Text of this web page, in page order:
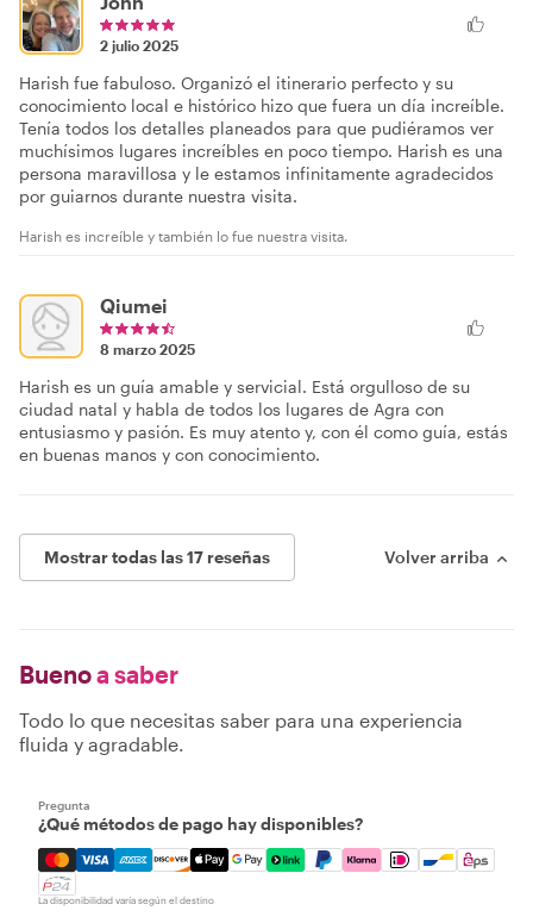
2 julio 2025
Harish fue fabuloso. Organizó el itinerario perfecto y su
conocimiento local e histórico hizo que fuera un día increíble.
Tenía todos los detalles planeados para que pudiéramos ver
muchísimos lugares increíbles en poco tiempo. Harish es una
persona maravillosa y le estamos infinitamente agradecidos
por guiarnos durante nuestra visita.
Harish es increíble y también lo fue nuestra visita.
Qiumei
8 marzo 2025
Harish es un guía amable y servicial. Está orgulloso de su
ciudad natal y habla de todos los lugares de Agra con
entusiasmo y pasión. Es muy atento y, con él como guía, estás
en buenas manos y con conocimiento.
Mostrar todas las 17 reseñas Volver arriba
Buenoa saber
Todo lo que necesitas saber para una experiencia
fluida y agradable.
Pregunta
¿Qué métodos de pago hay disponibles?
Mastercard, Visa, Amex, Discover, Apple Pay, Google
La disponibilidad varía según el destino